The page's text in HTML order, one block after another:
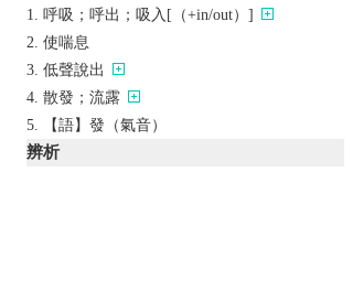
呼吸；呼出；吸入[（+in/out）]
使喘息
低聲說出
散發；流露
【語】發（氣音）
辨析